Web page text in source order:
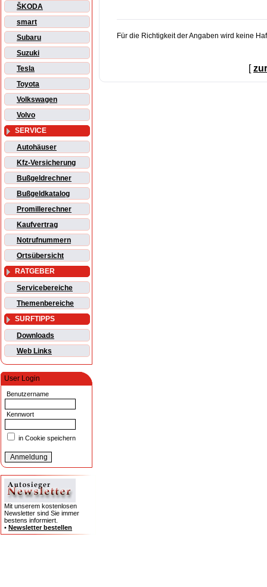
ŠKODA
smart
Subaru
Suzuki
Tesla
Toyota
Volkswagen
Volvo
SERVICE
Autohäuser
Kfz-Versicherung
Bußgeldrechner
Bußgeldkatalog
Promillerechner
Kaufvertrag
Notrufnummern
Ortsübersicht
RATGEBER
Servicebereiche
Themenbereiche
SURFTIPPS
Downloads
Web Links
User Login
Benutzername
Kennwort
in Cookie speichern
Mit unserem kostenlosen
Newsletter sind Sie immer
bestens informiert.
• Newsletter bestellen
Für die Richtigkeit der Angaben wird keine